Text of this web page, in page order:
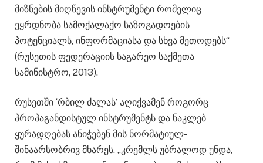
მიზნების მიღწევის ინსტრუმენტი რომელიც
ეყრდნობა სამოქალაქო საზოგადოების
პოტენციალს, ინფორმაციასა და სხვა მეთოდებს“
(რუსეთის ფედერაციის საგარეო საქმეთა
სამინისტრო, 2013).
რუსეთში ‘რბილ ძალას’ აღიქვამენ როგორც
პროპაგანდისტულ ინსტრუმენტს და ნაკლებ
ყურადღებას ანიჭებენ მის ნორმატიულ-
შინაარსობრივ მხარეს. „კრემლს უბრალოდ უნდა,